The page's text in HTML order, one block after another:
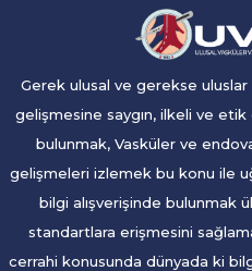
Gerek ulusal ve gerekse
gelişmesine saygın, ilkeli ve
bulunmak, Vasküler ve
gelişmeleri izlemek bu konu ile
bilgi alışverişinde bulunmak
standartlara erişmesini
cerrahi konusunda dünyada ki